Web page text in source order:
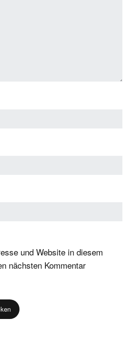
und Website in diesem
nächsten Kommentar